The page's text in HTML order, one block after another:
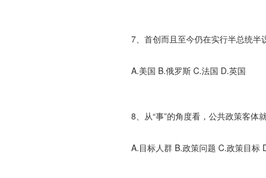
7、首创而且至今仍在实行半总统半
A.美国 B.俄罗斯 C.法国 D.英国
8、从“事”的角度看，公共政策客体
A.目标人群 B.政策问题 C.政策目标